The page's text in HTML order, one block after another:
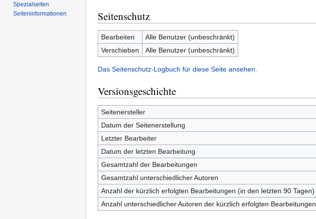
Seitenschutz
Bearbeiten
Alle Benutzer (unbeschränkt)
Verschieben
Alle Benutzer (unbeschränkt)
Das Seitenschutz-Logbuch für diese Seite ansehen.
Versionsgeschichte
Seitenersteller
Datum der Seitenerstellung
Letzter Bearbeiter
Datum der letzten Bearbeitung
Gesamtzahl der Bearbeitungen
Gesamtzahl unterschiedlicher Autoren
Anzahl der kürzlich erfolgten Bearbeitungen (in den letzten 90 Tagen)
Anzahl unterschiedlicher Autoren der kürzlich erfolgten Bearbeitungen
Spezialseiten
Seiten­informationen